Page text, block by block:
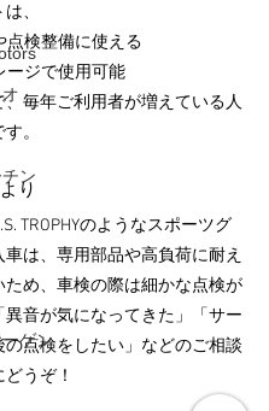
ン
ゲン
、
点検整備に使える
ージで使用可能
、毎年ご利用者が増えている人
。
り
TROPHYのようなスポーツグ
は、専用部品や高負荷に耐え
ため、車検の際は細かな点検が
異音が気になってきた」「サー
の点検をしたい」などのご相談
うぞ！